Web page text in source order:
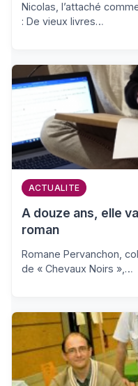
Nicolas, l’attaché
: De vieux livres…
ACTUALITE
A douze ans, elle
roman
Romane Pervanchon,
de « Chevaux Noirs »,…